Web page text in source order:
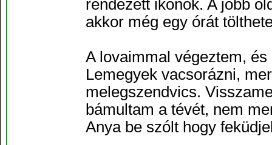
rendezett ikonok. A jobb
akkor még egy órát
A lovaimmal végeztem,
Lemegyek vacsorázni,
melegszendvics.
bámultam a tévét, nem
Anya be szólt hogy